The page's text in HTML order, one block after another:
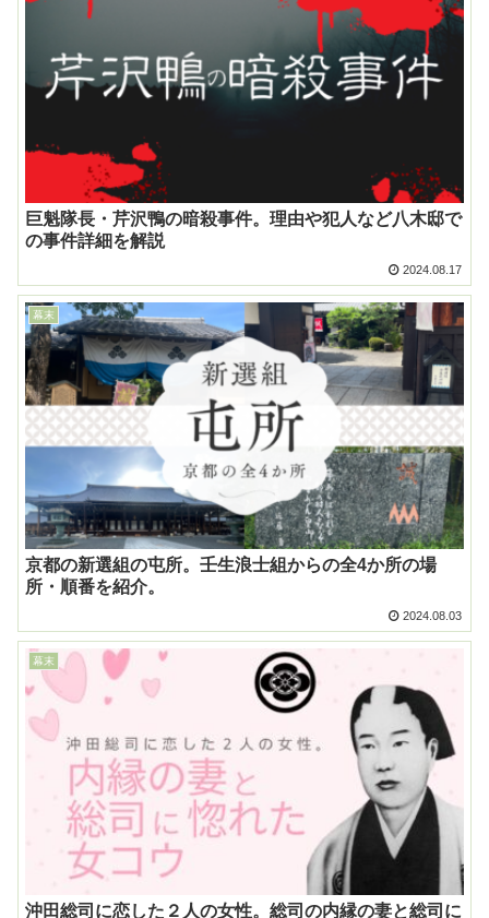
巨魁隊長・芹沢鴨の暗殺事件。理由や犯人など八木邸で
の事件詳細を解説
2024.08.17
幕末
京都の新選組の屯所。壬生浪士組からの全4か所の場
所・順番を紹介。
2024.08.03
幕末
沖田総司に恋した２人の女性。総司の内縁の妻と総司に